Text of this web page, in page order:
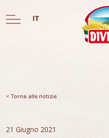
IT
< Torna alle notizie
21 Giugno 2021